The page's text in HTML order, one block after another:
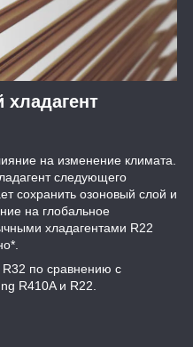
хладагент
на изменение климата.
следующего
сохранить озоновый слой и
на глобальное
хладагентами R22
R32 по сравнению с
R410A и R22.